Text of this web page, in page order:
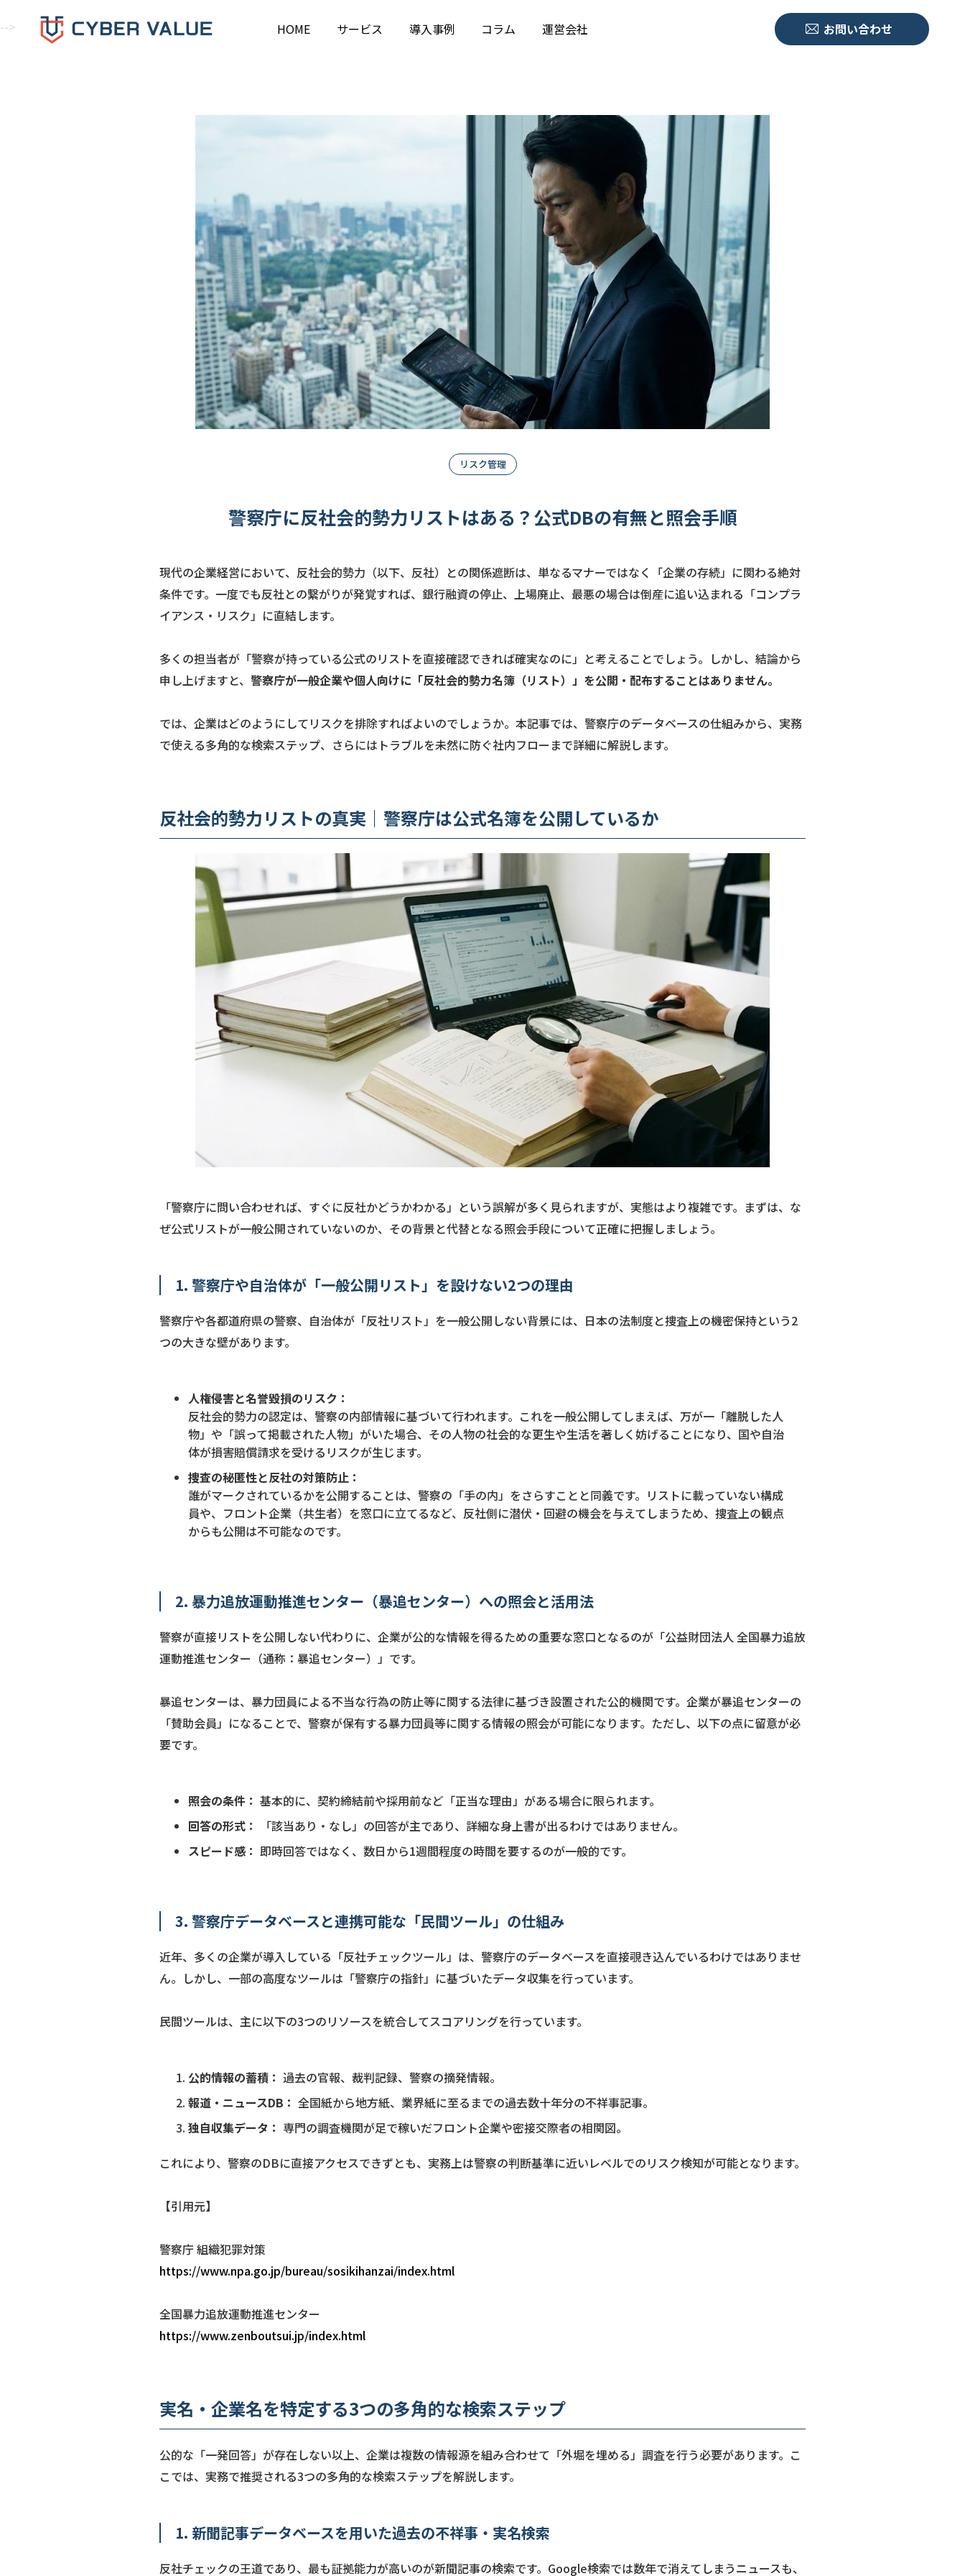
HOME サービス 導入事例 コラム 運営会社 お問い合わせ
-->
リスク管理
警察庁に反社会的勢力リストはある？公式DBの有無と照会手順
現代の企業経営において、反社会的勢力（以下、反社）との関係遮断は、単なるマナーではなく「企業の存続」に関わる絶対
条件です。一度でも反社との繋がりが発覚すれば、銀行融資の停止、上場廃止、最悪の場合は倒産に追い込まれる「コンプラ
イアンス・リスク」に直結します。
多くの担当者が「警察が持っている公式のリストを直接確認できれば確実なのに」と考えることでしょう。しかし、結論から
申し上げますと、 警察庁が一般企業や個人向けに「反社会的勢力名簿（リスト）」を公開・配布することはありません。
では、企業はどのようにしてリスクを排除すればよいのでしょうか。本記事では、警察庁のデータベースの仕組みから、実務
で使える多角的な検索ステップ、さらにはトラブルを未然に防ぐ社内フローまで詳細に解説します。
反社会的勢力リストの真実｜警察庁は公式名簿を公開しているか
「警察庁に問い合わせれば、すぐに反社かどうかわかる」という誤解が多く見られますが、実態はより複雑です。まずは、な
ぜ公式リストが一般公開されていないのか、その背景と代替となる照会手段について正確に把握しましょう。
1. 警察庁や自治体が「一般公開リスト」を設けない2つの理由
警察庁や各都道府県の警察、自治体が「反社リスト」を一般公開しない背景には、日本の法制度と捜査上の機密保持という2
つの大きな壁があります。
人権侵害と名誉毀損のリスク：
反社会的勢力の認定は、警察の内部情報に基づいて行われます。これを一般公開してしまえば、万が一「離脱した人
物」や「誤って掲載された人物」がいた場合、その人物の社会的な更生や生活を著しく妨げることになり、国や自治
体が損害賠償請求を受けるリスクが生じます。
捜査の秘匿性と反社の対策防止：
誰がマークされているかを公開することは、警察の「手の内」をさらすことと同義です。リストに載っていない構成
員や、フロント企業（共生者）を窓口に立てるなど、反社側に潜伏・回避の機会を与えてしまうため、捜査上の観点
からも公開は不可能なのです。
2. 暴力追放運動推進センター（暴追センター）への照会と活用法
警察が直接リストを公開しない代わりに、企業が公的な情報を得るための重要な窓口となるのが「公益財団法人 全国暴力追放
運動推進センター（通称：暴追センター）」です。
暴追センターは、暴力団員による不当な行為の防止等に関する法律に基づき設置された公的機関です。企業が暴追センターの
「賛助会員」になることで、警察が保有する暴力団員等に関する情報の照会が可能になります。ただし、以下の点に留意が必
要です。
照会の条件： 基本的に、契約締結前や採用前など「正当な理由」がある場合に限られます。
回答の形式：
「該当あり・なし」の回答が主であり、詳細な身上書が出るわけではありません。
スピード感： 即時回答ではなく、数日から1週間程度の時間を要するのが一般的です。
3. 警察庁データベースと連携可能な「民間ツール」の仕組み
近年、多くの企業が導入している「反社チェックツール」は、警察庁のデータベースを直接覗き込んでいるわけではありませ
ん。しかし、一部の高度なツールは「警察庁の指針」に基づいたデータ収集を行っています。
民間ツールは、主に以下の3つのリソースを統合してスコアリングを行っています。
公的情報の蓄積： 過去の官報、裁判記録、警察の摘発情報。
報道・ニュースDB： 全国紙から地方紙、業界紙に至るまでの過去数十年分の不祥事記事。
独自収集データ： 専門の調査機関が足で稼いだフロント企業や密接交際者の相関図。
これにより、警察のDBに直接アクセスできずとも、実務上は警察の判断基準に近いレベルでのリスク検知が可能となります。
【引用元】
警察庁 組織犯罪対策
https://www.npa.go.jp/bureau/sosikihanzai/index.html
全国暴力追放運動推進センター
https://www.zenboutsui.jp/index.html
実名・企業名を特定する3つの多角的な検索ステップ
公的な「一発回答」が存在しない以上、企業は複数の情報源を組み合わせて「外堀を埋める」調査を行う必要があります。こ
こでは、実務で推奨される3つの多角的な検索ステップを解説します。
1. 新聞記事データベースを用いた過去の不祥事・実名検索
反社チェックの王道であり、最も証拠能力が高いのが新聞記事の検索です。Google検索では数年で消えてしまうニュースも、